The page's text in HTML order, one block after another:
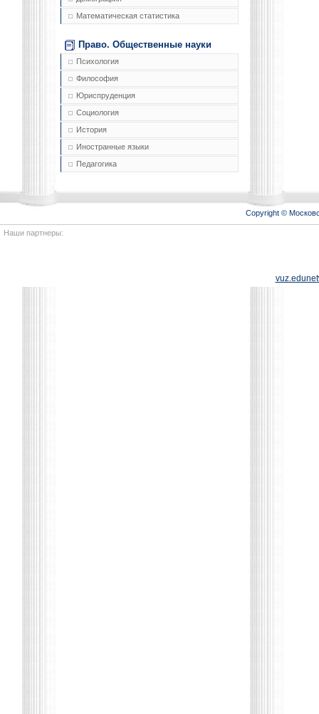
Математическая статистика
Право. Общественные науки
Психология
Философия
Юриспруденция
Социология
История
Иностранные языки
Педагогика
Copyright ©
Наши партнеры: